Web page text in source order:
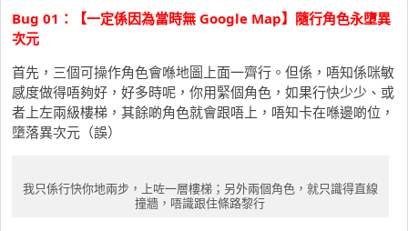
Bug 01：【一定係因為當時無 Google Map】隨行角色永墮異
次元
首先，三個可操作角色會喺地圖上面一齊行。但係，唔知係咪敏
感度做得唔夠好，好多時呢，你用緊個角色，如果行快少少、或
者上左兩級樓梯，其餘啲角色就會跟唔上，唔知卡在喺邊啲位，
墮落異次元（誤）
我只係行快你地兩步，上咗一層樓梯；另外兩個角色，就只識得直線
撞牆，唔識跟住條路黎行